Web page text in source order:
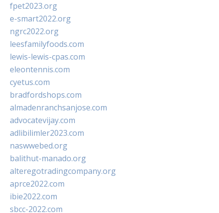
fpet2023.org
e-smart2022.org
ngrc2022.org
leesfamilyfoods.com
lewis-lewis-cpas.com
eleontennis.com
cyetus.com
bradfordshops.com
almadenranchsanjose.com
advocatevijay.com
adlibilimler2023.com
naswwebed.org
balithut-manado.org
alteregotradingcompany.org
aprce2022.com
ibie2022.com
sbcc-2022.com